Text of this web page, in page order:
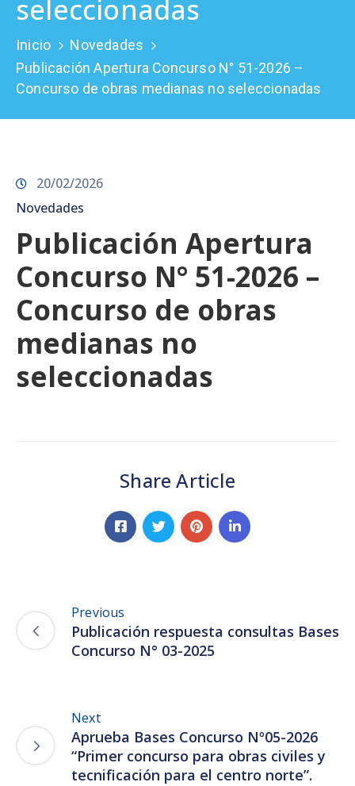
Prensa
seleccionadas
Inicio
Novedades
Publicación Apertura Concurso N° 51-2026 –
Concurso de obras medianas no seleccionadas
20/02/2026
Novedades
Publicación Apertura
Concurso N° 51-2026 –
Concurso de obras
medianas no
seleccionadas
Share Article
Previous
Publicación respuesta consultas Bases
Concurso N° 03-2025
Next
Aprueba Bases Concurso Nº05-2026
“Primer concurso para obras civiles y
tecnificación para el centro norte”.